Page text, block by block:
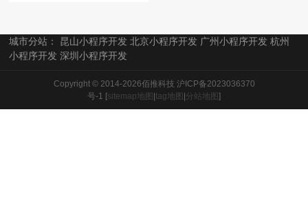
城市分站： 昆山小程序开发 北京小程序开发 广州小程序开发 杭州
小程序开发 深圳小程序开发
Copyright © 2014-2026佰推科技 沪ICP备2023036370
号-1 [sitemap地图 tag地图 分站地图 ]